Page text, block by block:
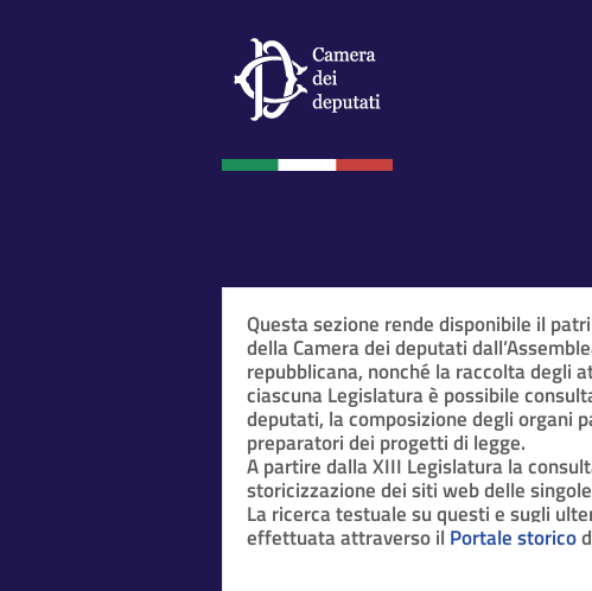
Questa sezione rende disponibile il
della Camera dei deputati
repubblicana, nonché la raccolta degli
ciascuna Legislatura è possibile
deputati, la composizione degli organi
preparatori dei progetti di legge.
A partire dalla XIII Legislatura la
storicizzazione dei siti web delle
La ricerca testuale su questi e sugli
effettuata attraverso il Portale storico